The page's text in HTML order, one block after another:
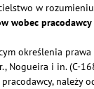
w
wobec pracodawcy
określenia
Nogueira i in.
należy